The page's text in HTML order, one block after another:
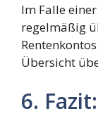
Im Falle
regelmäßig
Übersicht
6. Fazit: